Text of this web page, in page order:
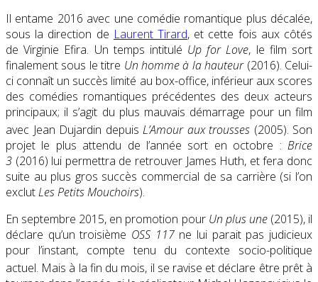
Il entame 2016 avec une comédie romantique plus décalée,
sous la direction de Laurent Tirard, et cette fois aux côtés
de Virginie Efira. Un temps intitulé Up for Love, le film sort
finalement sous le titre Un homme à la hauteur (2016). Celui-
ci connaît un succès limité au box-office, inférieur aux scores
des comédies romantiques précédentes des deux acteurs
principaux; il s’agit du plus mauvais démarrage pour un film
avec Jean Dujardin depuis L’Amour aux trousses (2005). Son
projet le plus attendu de l’année sort en octobre : Brice
3 (2016) lui permettra de retrouver James Huth, et fera donc
suite au plus gros succès commercial de sa carrière (si l’on
exclutLes Petits Mouchoirs).
En septembre 2015, en promotion pour Un plus une (2015), il
déclare qu’un troisième OSS 117ne lui parait pas judicieux
pour l’instant, compte tenu du contexte socio-politique
actuel. Mais à la fin du mois, il se ravise et déclare être prêt à